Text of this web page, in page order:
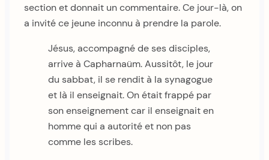
section et donnait un commentaire. Ce jour-là, on
a invité ce jeune inconnu à prendre la parole.
Jésus, accompagné de ses disciples,
arrive à Capharnaüm. Aussitôt, le jour
du sabbat, il se rendit à la synagogue
et là il enseignait. On était frappé par
son enseignement car il enseignait en
homme qui a autorité et non pas
comme les scribes.